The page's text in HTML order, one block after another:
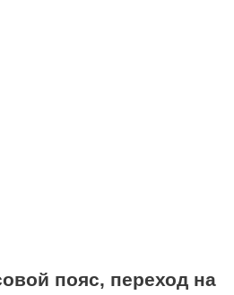
пояс, переход на